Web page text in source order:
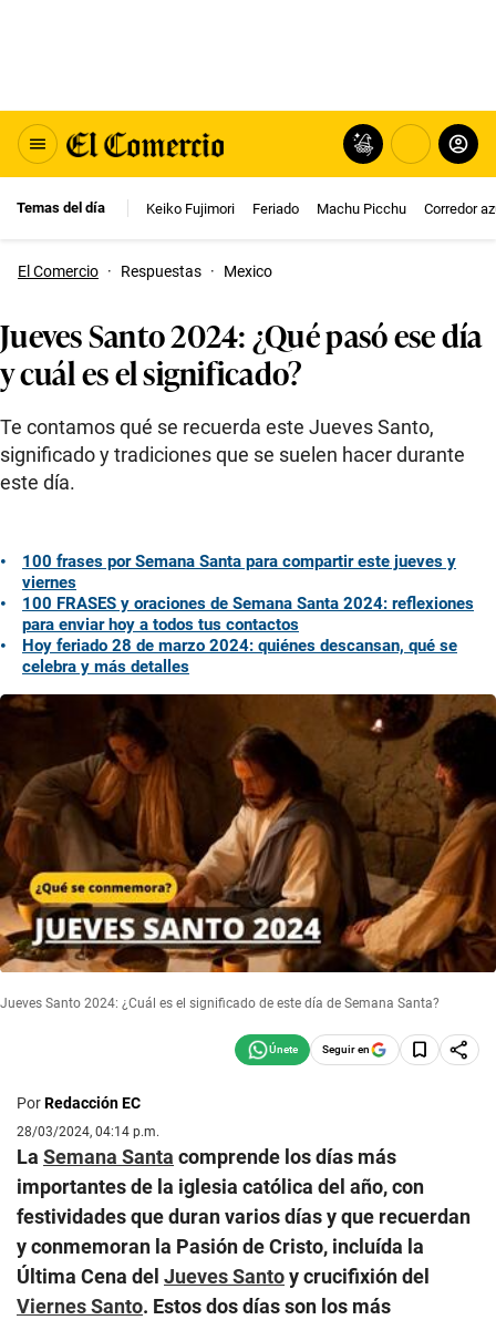
Temas del día Keiko Fujimori Feriado Machu Picchu Corredor
El Comercio · Respuestas · Mexico
Jueves Santo 2024: ¿Qué pasó ese día
y cuál es el significado?
Te contamos qué se recuerda este Jueves Santo,
significado y tradiciones que se suelen hacer durante
este día.
100 frases por Semana Santa para compartir este jueves y
viernes
100 FRASES y oraciones de Semana Santa 2024: reflexiones
para enviar hoy a todos tus contactos
Hoy feriado 28 de marzo 2024: quiénes descansan, qué se
celebra y más detalles
Jueves Santo 2024: ¿Cuál es el significado de este día de Semana Santa?
Seguir en
PorRedacción EC
28/03/2024, 04:14 p.m.
La Semana Santa comprende los días más
importantes de la iglesia católica del año, con
festividades que duran varios días y que recuerdan
y conmemoran la Pasión de Cristo, incluída la
Última Cena del Jueves Santoy crucifixión del
Viernes Santo. Estos dos días son los más